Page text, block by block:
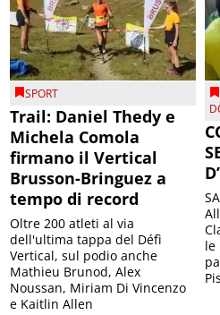
SPORT
Trail: Daniel Thedy e
Michela Comola
firmano il Vertical
Brusson-Bringuez a
tempo di record
Oltre 200 atleti al via
dell'ultima tappa del Défì
Vertical, sul podio anche
Mathieu Brunod, Alex
Noussan, Miriam Di Vincenzo
e Kaitlin Allen
le